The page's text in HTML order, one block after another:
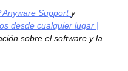
Anyware Supporty
desde cualquier lugar |
sobre el software y la